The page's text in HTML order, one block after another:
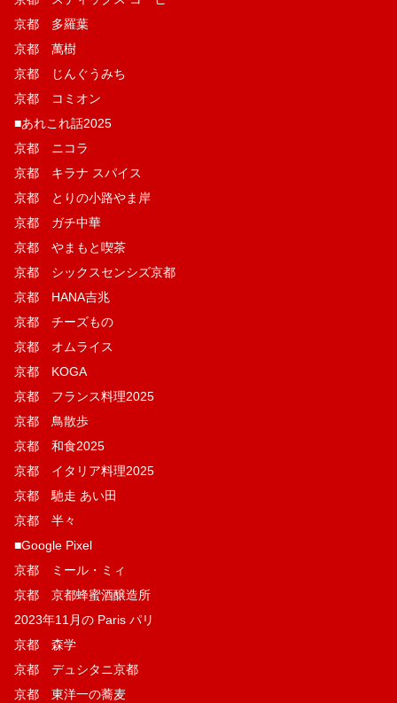
京都 多羅葉
京都 萬樹
京都 じんぐうみち
京都 コミオン
■あれこれ話2025
京都 ニコラ
京都 キラナ スパイス
京都 とりの小路やま岸
京都 ガチ中華
京都 やまもと喫茶
京都 シックスセンシズ京都
京都 HANA吉兆
京都 チーズもの
京都 オムライス
京都 KOGA
京都 フランス料理2025
京都 鳥散歩
京都 和食2025
京都 イタリア料理2025
京都 馳走 あい田
京都 半々
■Google Pixel
京都 ミール・ミィ
京都 京都蜂蜜酒醸造所
2023年11月の Paris パリ
京都 森学
京都 デュシタニ京都
京都 東洋一の蕎麦